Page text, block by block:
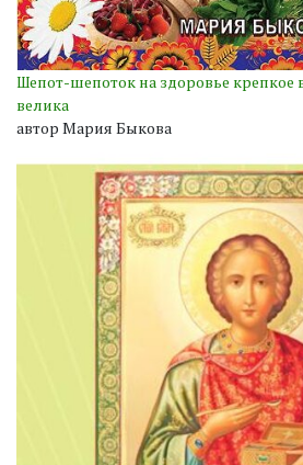
Шепот-шепоток на здоровье крепкое
велика
автор Мария Быкова